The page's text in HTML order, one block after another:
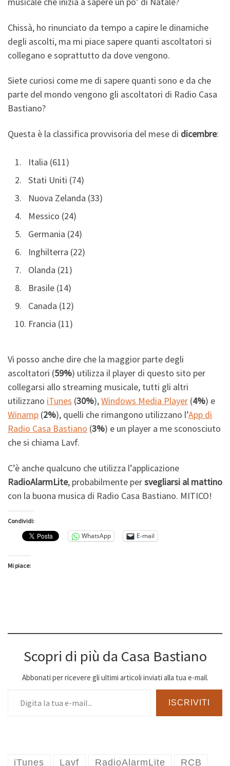
Chissà, ho rinunciato da tempo a capire le dinamiche
degli ascolti, ma mi piace sapere quanti ascoltatori si
collegano e soprattutto da dove vengono.
Siete curiosi come me di sapere quanti sono e da che
parte del mondo vengono gli ascoltatori di Radio Casa
Bastiano?
Questa è la classifica provvisoria del mese di dicembre:
Italia (611)
Stati Uniti (74)
Nuova Zelanda (33)
Messico (24)
Germania (24)
Inghilterra (22)
Olanda (21)
Brasile (14)
Canada (12)
Francia (11)
Vi posso anche dire che la maggior parte degli
ascoltatori (59%) utilizza il player di questo sito per
collegarsi allo streaming musicale, tutti gli altri
utilizzano iTunes (30%),Windows Media Player (4%) e
Winamp (2%), quelli che rimangono utilizzano l’App di
Radio Casa Bastiano (3%) e un player a me sconosciuto
che si chiama Lavf.
C’è anche qualcuno che utilizza l’applicazione
RadioAlarmLite, probabilmente persvegliarsi al mattino
con la buona musica di Radio Casa Bastiano. MITICO!
Condividi:
WhatsApp E-mail
Mi piace:
Scopri di più da Casa Bastiano
Abbonati per ricevere gli ultimi articoli inviati alla tua e-mail.
ISCRIVITI
iTunes Lavf RadioAlarmLite RCB